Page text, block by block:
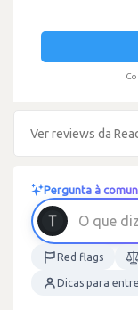
Ver reviews da
Pergunta à
O que d iz
Red flags
Dicas para